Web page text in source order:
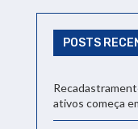
POSTS
ativos começa